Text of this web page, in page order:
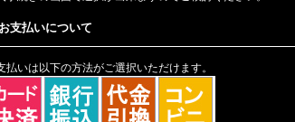
支払いについて
払いは以下の方法がご選択いただけます。